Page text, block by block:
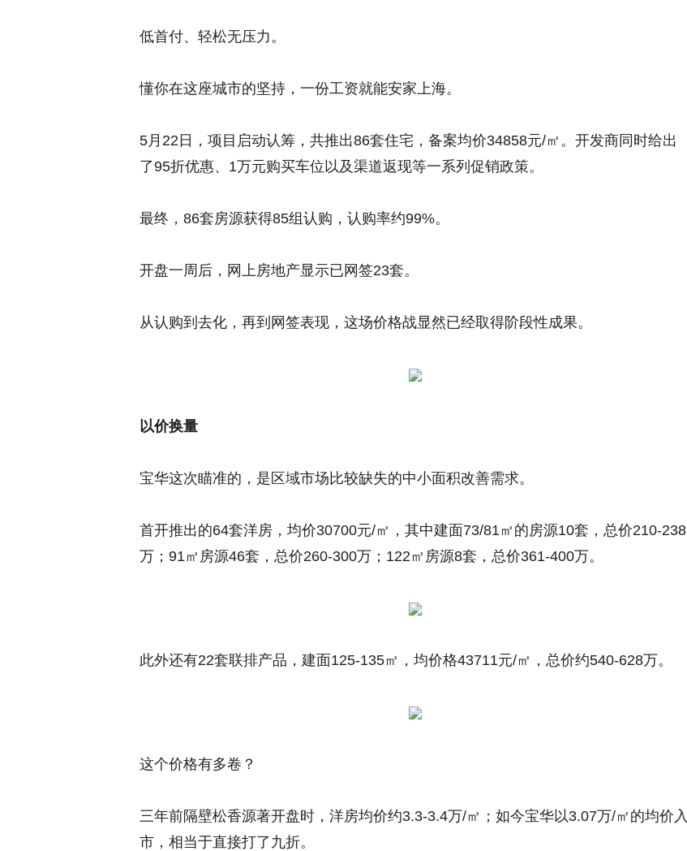
低首付、轻松无压力。
懂你在这座城市的坚持，一份工资就能安家上海。
5月22日，项目启动认筹，共推出86套住宅，备案均价34858元/㎡。开发商同时给出
了95折优惠、1万元购买车位以及渠道返现等一系列促销政策。
最终，86套房源获得85组认购，认购率约99%。
开盘一周后，网上房地产显示已网签23套。
从认购到去化，再到网签表现，这场价格战显然已经取得阶段性成果。
以价换量
宝华这次瞄准的，是区域市场比较缺失的中小面积改善需求。
首开推出的64套洋房，均价30700元/㎡，其中建面73/81㎡的房源10套，总价210-238
万；91㎡房源46套，总价260-300万；122㎡房源8套，总价361-400万。
此外还有22套联排产品，建面125-135㎡，均价格43711元/㎡，总价约540-628万。
这个价格有多卷？
三年前隔壁松香源著开盘时，洋房均价约3.3-3.4万/㎡；如今宝华以3.07万/㎡的均价入
市，相当于直接打了九折。